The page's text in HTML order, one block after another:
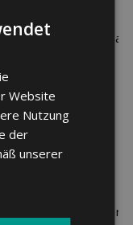
Anzahl
CHF 150.- pro
HIV-Test:
50.- pro Kalenderjahr
Website
Nutzung
der
unserer